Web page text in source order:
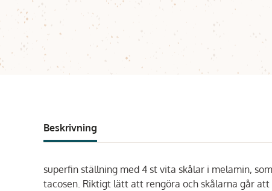
Beskrivning
superfin ställning med 4 st vita skålar i melamin,
tacosen. Riktigt lätt att rengöra och skålarna går att